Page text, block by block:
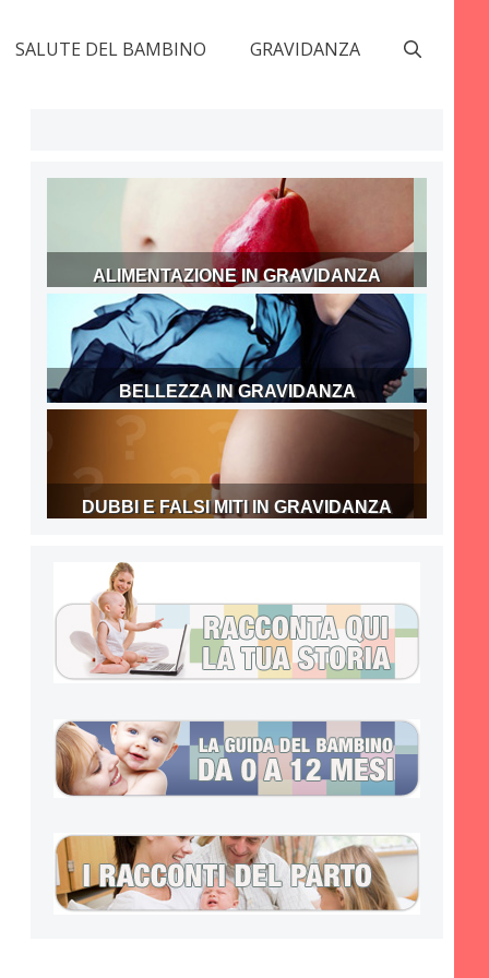
SALUTE DEL BAMBINO GRAVIDANZA
ALIMENTAZIONE IN GRAVIDANZA
BELLEZZA IN GRAVIDANZA
DUBBI E FALSI MITI IN GRAVIDANZA